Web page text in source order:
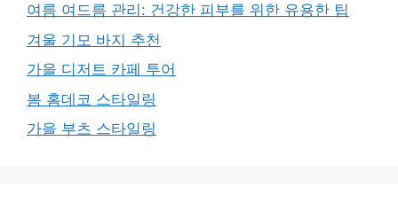
여름 여드름 관리: 건강한 피부를 위한 유용한 팁
겨울 기모 바지 추천
가을 디저트 카페 투어
봄 홈데코 스타일링
가을 부츠 스타일링